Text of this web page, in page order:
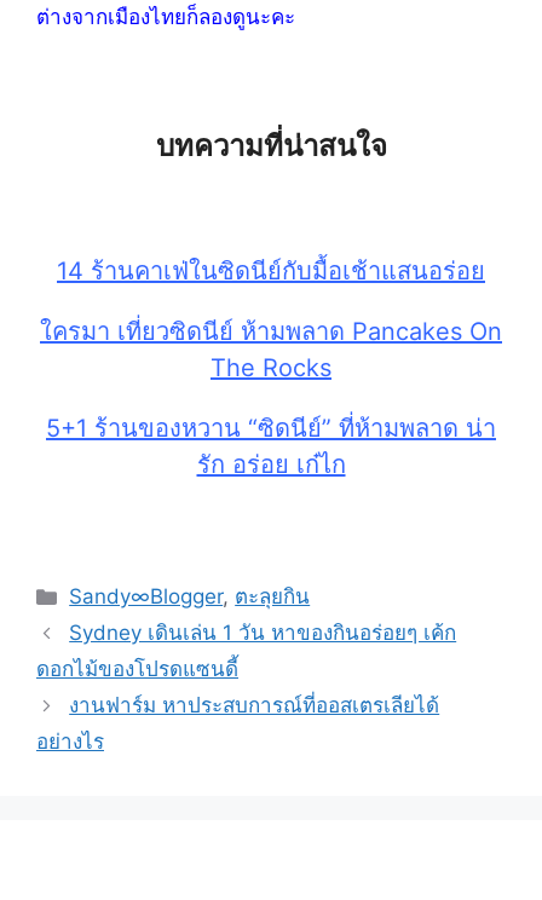
ต่างจากเมืองไทยก็ลองดูนะคะ
บทความที่น่าสนใจ
14 ร้านคาเฟ่ในซิดนีย์กับมื้อเช้าแสนอร่อย
ใครมา เที่ยวซิดนีย์ ห้ามพลาด Pancakes On
The Rocks
5+1 ร้านของหวาน “ซิดนีย์” ที่ห้ามพลาด น่า
รัก อร่อย เก๋ไก
Sandy∞Blogger, ตะลุยกิน
Sydney เดินเล่น 1 วัน หาของกินอร่อยๆ เค้ก
ดอกไม้ของโปรดแซนดี้
งานฟาร์ม หาประสบการณ์ที่ออสเตรเลียได้
อย่างไร